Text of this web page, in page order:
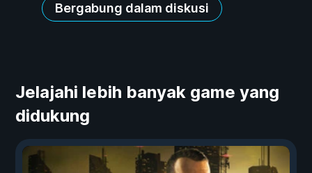
Bergabung dalam diskusi
Jelajahi lebih banyak game yang
didukung